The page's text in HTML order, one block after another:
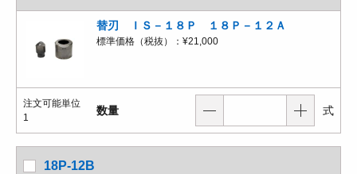
替刃 ＩＳ－１８Ｐ １８Ｐ－１２Ａ
標準価格（税抜）： ¥21,000
注文可能単位
1
数量 式
18P-12B